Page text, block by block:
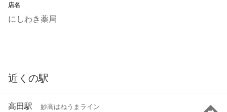
店名
にしわき薬局
近くの駅
高田駅 妙高はねうまライン